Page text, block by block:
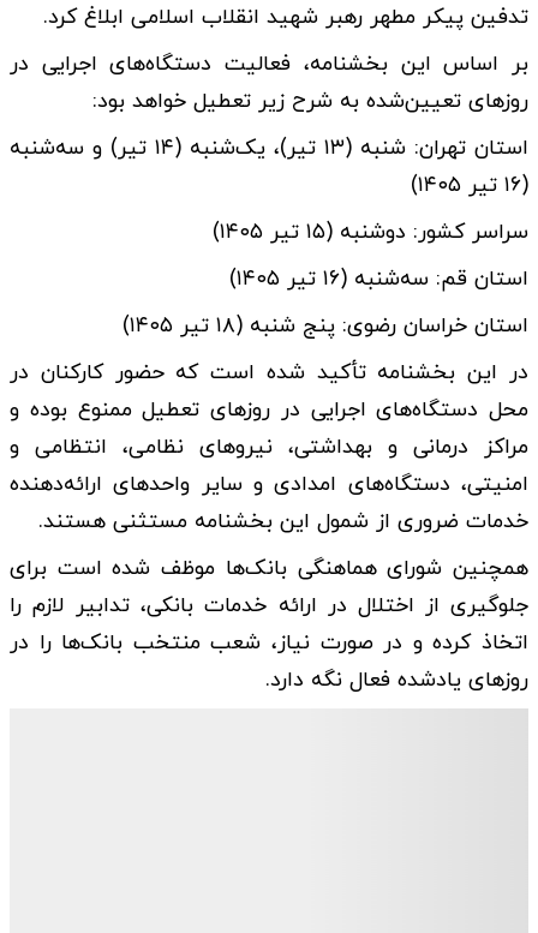
تدفین پیکر مطهر رهبر شهید انقلاب اسلامی ابلاغ کرد.
بر اساس این بخشنامه، فعالیت دستگاه‌های اجرایی در
روزهای تعیین‌شده به شرح زیر تعطیل خواهد بود:
استان تهران: شنبه (۱۳ تیر)، یک‌شنبه (۱۴ تیر) و سه‌شنبه
(۱۶ تیر ۱۴۰۵)
سراسر کشور: دوشنبه (۱۵ تیر ۱۴۰۵)
استان قم: سه‌شنبه (۱۶ تیر ۱۴۰۵)
استان خراسان رضوی: پنج شنبه (۱۸ تیر ۱۴۰۵)
در این بخشنامه تأکید شده است که حضور کارکنان در
محل دستگاه‌های اجرایی در روزهای تعطیل ممنوع بوده و
مراکز درمانی و بهداشتی، نیروهای نظامی، انتظامی و
امنیتی، دستگاه‌های امدادی و سایر واحدهای ارائه‌دهنده
خدمات ضروری از شمول این بخشنامه مستثنی هستند.
همچنین شورای هماهنگی بانک‌ها موظف شده است برای
جلوگیری از اختلال در ارائه خدمات بانکی، تدابیر لازم را
اتخاذ کرده و در صورت نیاز، شعب منتخب بانک‌ها را در
روزهای یادشده فعال نگه دارد.